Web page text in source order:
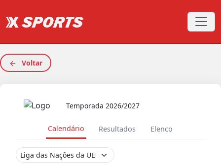
Voltar
Temporada 2026/2027
Calendário Resultados Elenco